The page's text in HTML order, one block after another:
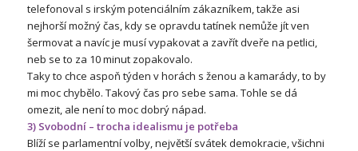
telefonoval s irským potenciálním zákazníkem, takže asi
nejhorší možný čas, kdy se opravdu tatínek nemůže jít ven
šermovat a navíc je musí vypakovat a zavřít dveře na petlici,
neb se to za 10 minut zopakovalo.
Taky to chce aspoň týden v horách s ženou a kamarády, to by
mi moc chybělo. Takový čas pro sebe sama. Tohle se dá
omezit, ale není to moc dobrý nápad.
3) Svobodní – trocha idealismu je potřeba
Blíží se parlamentní volby, největší svátek demokracie, všichni